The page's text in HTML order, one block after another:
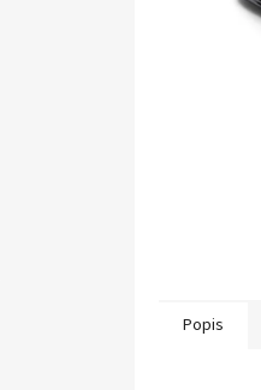
Popis